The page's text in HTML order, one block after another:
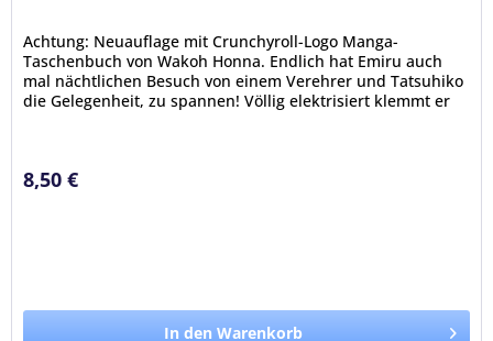
Achtung: Neuauflage mit Crunchyroll-Logo Manga-
Taschenbuch von Wakoh Honna. Endlich hat Emiru auch
mal nächtlichen Besuch von einem Verehrer und Tatsuhiko
die Gelegenheit, zu spannen! Völlig elektrisiert klemmt er
8,50 €
In den Warenkorb